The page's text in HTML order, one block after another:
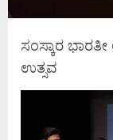
ಸಂಸ್ಕಾರ
ಉತ್ಸವ